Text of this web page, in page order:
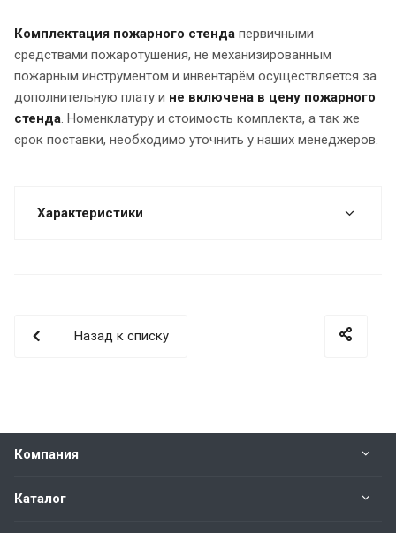
Комплектация пожарного стенда первичными
средствами пожаротушения, не механизированным
пожарным инструментом и инвентарём осуществляется за
дополнительную плату и не включена в цену пожарного
стенда. Номенклатуру и стоимость комплекта, а так же
срок поставки, необходимо уточнить у наших менеджеров.
Характеристики
Назад к списку
Компания
Каталог